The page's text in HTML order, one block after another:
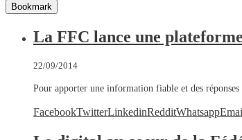
Bookmark
La FFC lance une
22/09/2014
Pour apporter une information fiable et des
FacebookTwitterLinkedinRedditWhatsapp